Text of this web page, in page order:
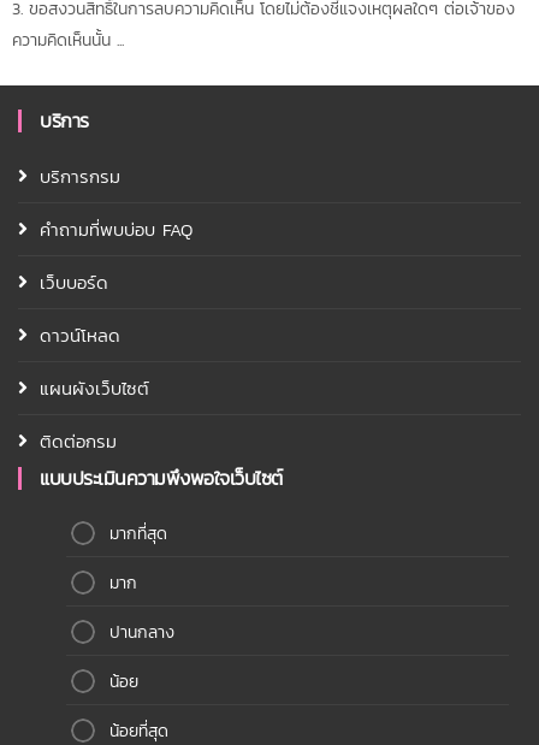
3. ขอสงวนสิทธิ์ในการลบความคิดเห็น โดยไม่ต้องชี้แจงเหตุผลใดๆ ต่อเจ้าของ
ความคิดเห็นนั้น ...
บริการ
บริการกรม
คำถามที่พบบ่อบ FAQ
เว็บบอร์ด
ดาวน์โหลด
แผนผังเว็บไซต์
ติดต่อกรม
แบบประเมินความพึงพอใจเว็บไซต์
มากที่สุด
มาก
ปานกลาง
น้อย
น้อยที่สุด